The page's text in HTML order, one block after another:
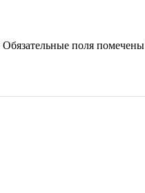
Обязательные поля помечены